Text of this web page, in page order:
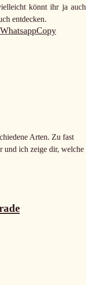
könnt ihr ja auch
entdecken.
WhatsappCopy
Arten. Zu fast
und ich zeige dir, welche